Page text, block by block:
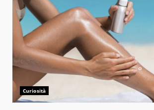
Curiosità